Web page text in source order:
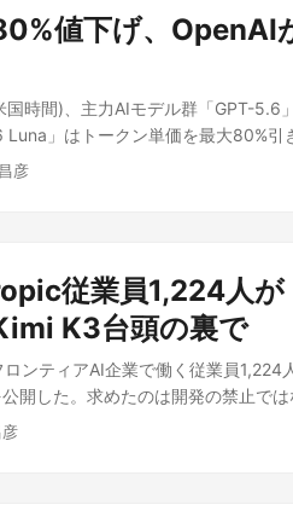
ンの構築・展開、窃取データの確認
アが今すぐできる対策 Microsoftは
扱い、可能な限りモバイルルータ
奨している。海外出張が多いエンジ
ください」「証明書をインストール
に重要だ。特にWindowsターミナ
の典型的なパターンであり、見た目
、公共Wi-Fiの接続画面が偽物？
独自に執筆したものです。
価格高騰局面だからこそ8GB環境の
もある。今回のレターでは、メモ
実施時期も「2026年内」という幅
れたとMicrosoftは説明しているが
効果を出すかは今後の実機検証が
ノートPCは、価格を抑えたエント
デートとして提供される見込みの
Previewやリリースノートで、具体
。 関連製品リンク Windows 11
クです。記事執筆時点の情報であり
11、メモリ8GB環境への最適化
のです。
タ級のフロンティアモデルそのも
企業やエンジニアが自社環境にフロ
てQwenCloud API側の価格も後述の
」候補として存在感を増しそうだ
Alibaba自身の発表内容によれば
グ: 空のフォルダから10日間以上に
学習できるとする ネイティブマルチ
いでテキスト・グラフ・図表から
ンチマークや事例であり、第三者機
デルのQwen3.8-27Bについては、
ただけで、スペックなどの詳細は
の利用料金は、入力が100万トーク
値下げ、OpenAI
時間)、主力AIモデル群「GPT-5.6
Luna」はトークン単価を最大80%引
明にした。PC Watchが報じたとこ
クンあたり) 出力(100万トークン
$2 $12 20%値下げ GPT-5.6 Sol
) 一方、最上位モデルの「GPT-
追加した。同じ知能レベルを維持し
速度重視の選択肢だ。 海外の評価
三者機関が公開する「Artificial
彦
従業員1,224人が
K3台頭の裏で
ンティアAI企業で働く従業員
開した。求めたのは開発の禁止で
。PC Watchが7月29日付で報じた